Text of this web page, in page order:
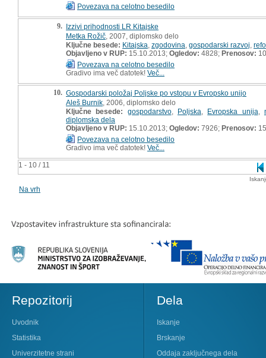
1 - 10 / 11
Povezava na celotno besedilo
9. Izzivi prihodnosti LR Kitajske
Metka Rožič , 2007, diplomsko delo
Ključne besede: Kitajska zgodovina gospodarski razvoj
Objavljeno v RUP: 15.10.2013; Ogledov: 4828; Prenosov:
Povezava na celotno besedilo
Gradivo ima več datotek! Več...
10. Gospodarski položaj Poljske po vstopu v Evropsko unijo
Aleš Burnik , 2006, diplomsko delo
Ključne besede:
gospodarstvo, Poljska Evropska unija
diplomska dela
Objavljeno v RUP: 15.10.2013; Ogledov: 7926; Prenosov:
Povezava na celotno besedilo
Gradivo ima več datotek! Več...
Na vrh
Repozitorij
Uvodnik
Statistika
Univerzitetne strani
Dela
Iskanje
Brskanje
Oddaja zaključnega dela